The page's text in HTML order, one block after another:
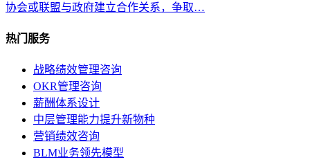
协会或联盟与政府建立合作关系，争取…
热门服务
战略绩效管理咨询
OKR管理咨询
薪酬体系设计
中层管理能力提升新物种
营销绩效咨询
BLM业务领先模型